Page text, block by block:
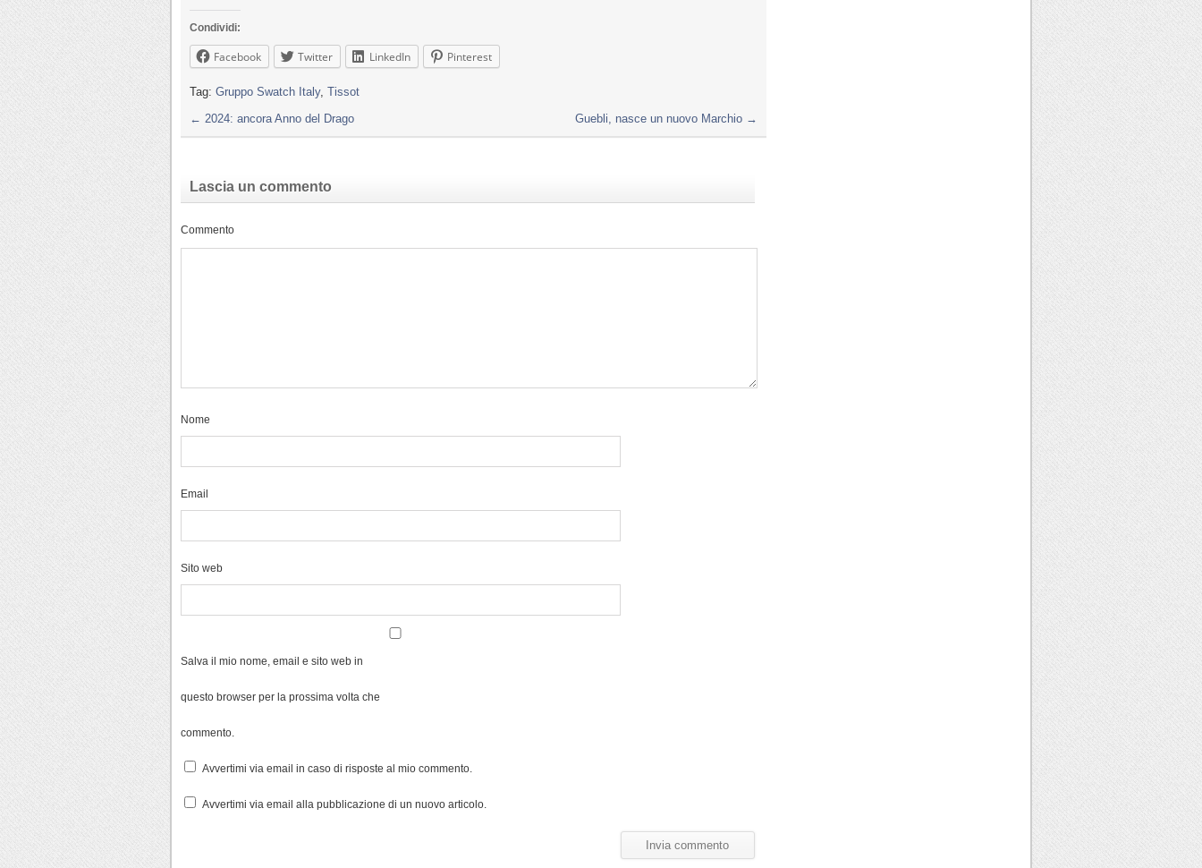
Condividi:
Facebook Twitter LinkedIn Pinterest
Tag: Gruppo Swatch Italy, Tissot
← 2024: ancora Anno del Drago Guebli, nasce un nuovo Marchio →
Lascia un commento
Commento
Nome
Email
Sito web
Salva il mio nome, email e sito web in
questo browser per la prossima volta che
commento.
Avvertimi via email in caso di risposte al mio commento.
Avvertimi via email alla pubblicazione di un nuovo articolo.